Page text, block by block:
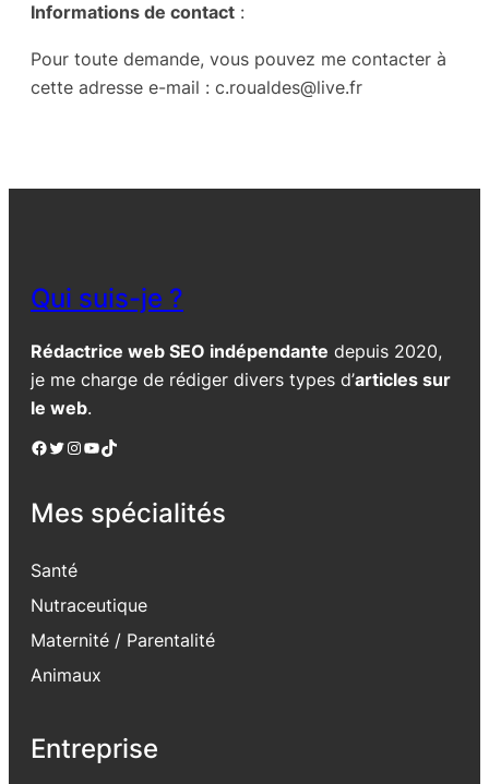
Informations de contact :
Pour toute demande, vous pouvez me contacter à
cette adresse e-mail : c.roualdes@live.fr
Qui suis-je ?
Rédactrice web SEO indépendante depuis 2020,
je me charge de rédiger divers types d’articles sur
le web.
Facebook Twitter Instagram YouTube TikTok
Mes spécialités
Santé
Nutraceutique
Maternité / Parentalité
Animaux
Entreprise